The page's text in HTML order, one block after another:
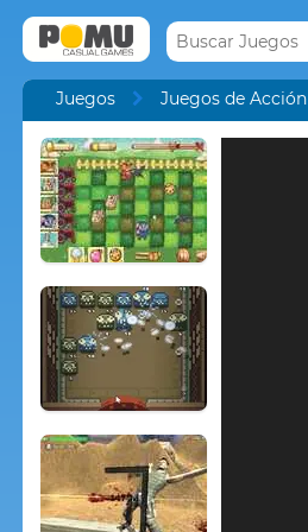
Juegos Juegos de Acción